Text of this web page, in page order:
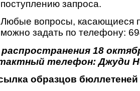
поступлению запроса.
Любые вопросы, касающиеся
можно задать по телефону:
18
телефон: Джуди
образцов бюллетеней